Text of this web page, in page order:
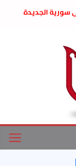
سورية الجديدة
العربي
نيسان
على نظام الملالي
الديمقراطي